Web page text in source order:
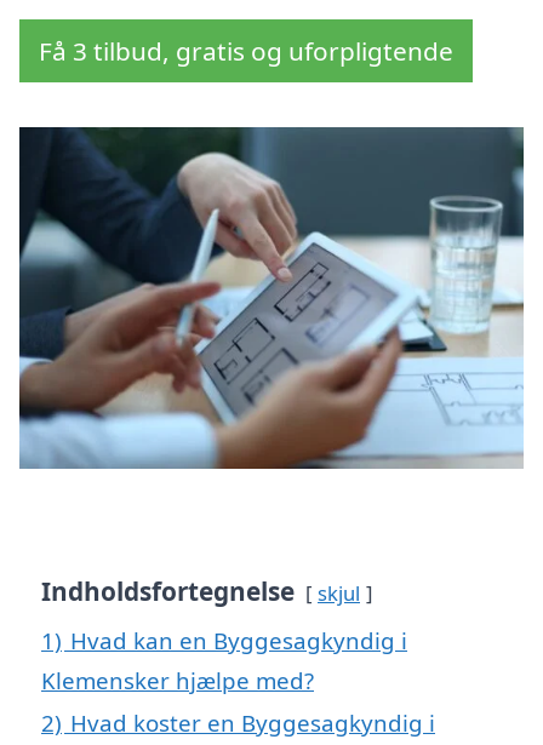
Få 3 tilbud, gratis og uforpligtende
Indholdsfortegnelse skjul
1) Hvad kan en Byggesagkyndig i
Klemensker hjælpe med?
2) Hvad koster en Byggesagkyndig i